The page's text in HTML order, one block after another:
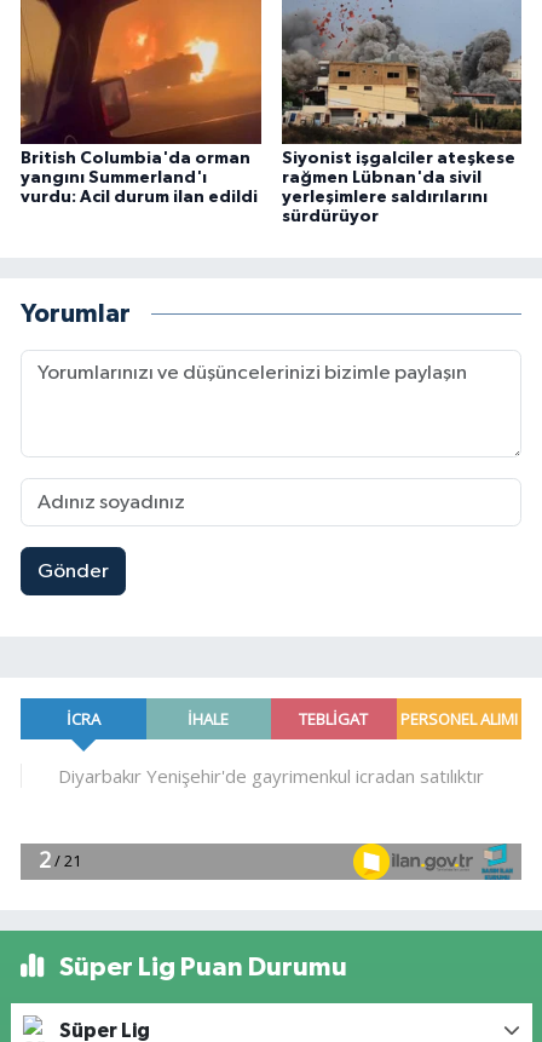
British Columbia'da orman
yangını Summerland'ı
vurdu: Acil durum ilan edildi
Siyonist işgalciler ateşkese
rağmen Lübnan'da sivil
yerleşimlere saldırılarını
sürdürüyor
Yorumlar
Gönder
Süper Lig Puan Durumu
Süper Lig